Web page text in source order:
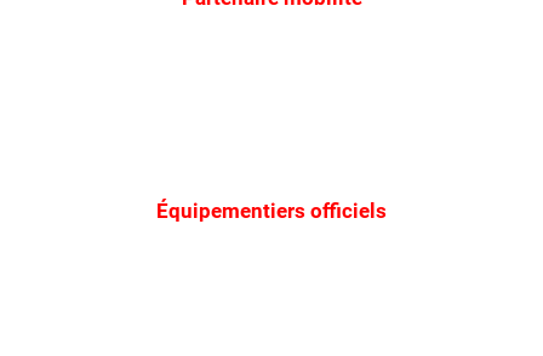
Équipementiers officiels